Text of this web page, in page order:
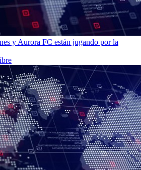
y Aurora FC están jugando por la